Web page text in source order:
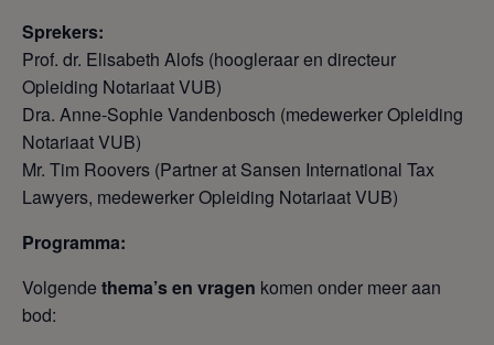
Sprekers:
Prof. dr. Elisabeth Alofs (hoogleraar en directeur
Opleiding Notariaat VUB)
Dra. Anne-Sophie Vandenbosch (medewerker Opleiding
Notariaat VUB)
Mr. Tim Roovers (Partner at Sansen International Tax
Lawyers, medewerker Opleiding Notariaat VUB)
Programma:
Volgende thema’s en vragen komen onder meer aan
bod: